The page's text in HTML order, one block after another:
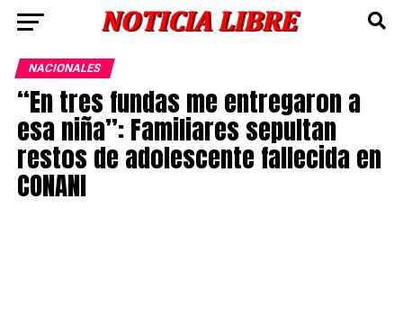
NACIONALES
“En tres fundas me entregaron a
esa niña”: Familiares sepultan
restos de adolescente fallecida en
CONANI